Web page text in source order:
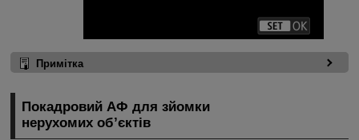
Примітка
Покадровий АФ для зйомки
нерухомих об’єктів